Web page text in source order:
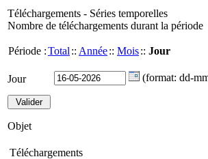
Téléchargements - Séries temporelles
Nombre de téléchargements durant la période
Période :Total :: Année:: Mois:: Jour
Jour (format: dd-
Objet
Téléchargements